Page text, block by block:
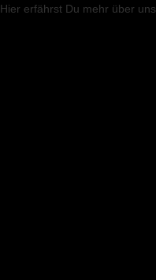
Hier erfährst Du mehr über uns